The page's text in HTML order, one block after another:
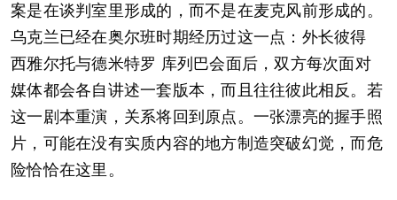
案是在谈判室里形成的，而不是在麦克风前形成的。
乌克兰已经在奥尔班时期经历过这一点：外长彼得
西雅尔托与德米特罗 库列巴会面后，双方每次面对
媒体都会各自讲述一套版本，而且往往彼此相反。若
这一剧本重演，关系将回到原点。一张漂亮的握手照
片，可能在没有实质内容的地方制造突破幻觉，而危
险恰恰在这里。